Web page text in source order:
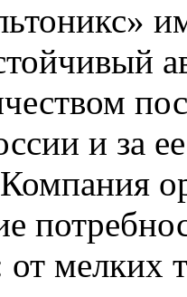
и за
от мелких